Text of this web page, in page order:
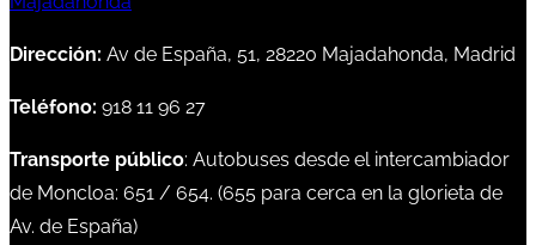
Dirección: Av de España, 51, 28220 Majadahonda, Madrid
Teléfono: 918 11 96 27
Transporte público: Autobuses desde el intercambiador
de Moncloa: 651 / 654. (655 para cerca en la glorieta de
Av. de España)